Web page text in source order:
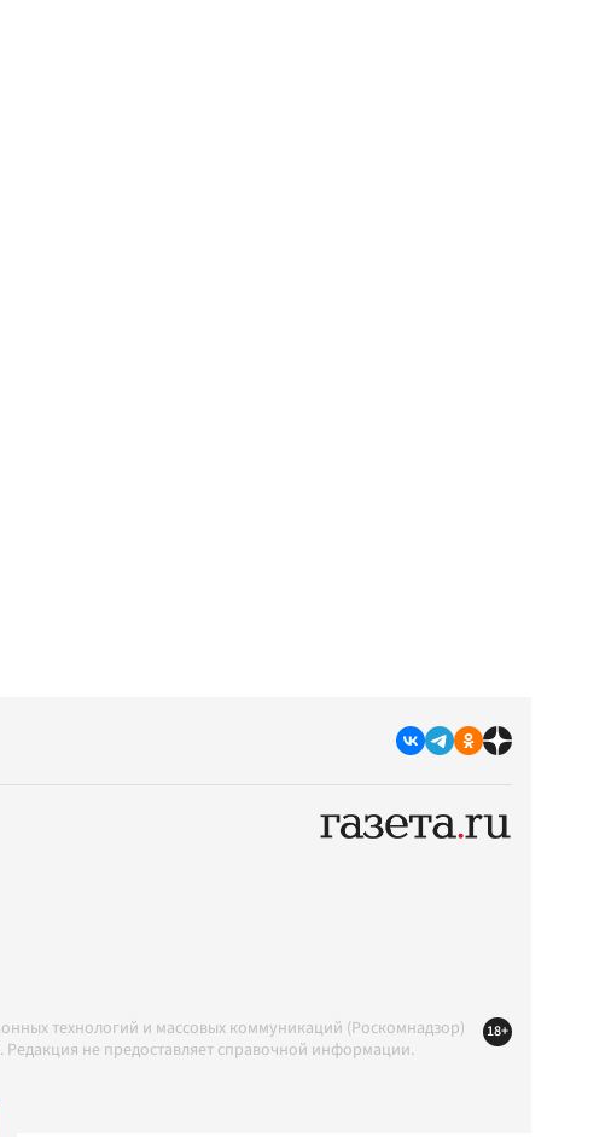
технологий и массовых коммуникаций (Роскомнадзор)
Редакция не предоставляет справочной информации.
18+